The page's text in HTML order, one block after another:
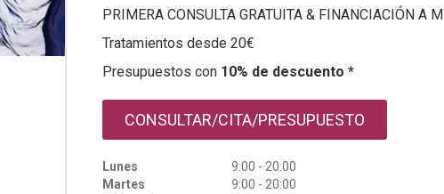
PRIMERA CONSULTA GRATUITA & FINANCIACIÓN A
Tratamientos desde 20€
Presupuestos con 10% de descuento *
CONSULTAR/CITA/PRESUPUESTO
Lunes
9:00 - 20:00
Martes
9:00 - 20:00